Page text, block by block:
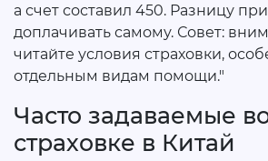
а счет составил 450. Разницу
доплачивать самому. Совет:
читайте условия страховки,
отдельным видам помощи."
Часто задаваемые
страховке в Китай